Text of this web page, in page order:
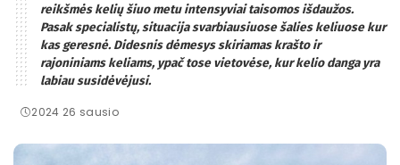
reikšmės kelių šiuo metu intensyviai taisomos išdaužos.
Pasak specialistų, situacija svarbiausiuose šalies keliuose kur
kas geresnė. Didesnis dėmesys skiriamas krašto ir
rajoniniams keliams, ypač tose vietovėse, kur kelio danga yra
labiau susidėvėjusi.
2024 26 sausio